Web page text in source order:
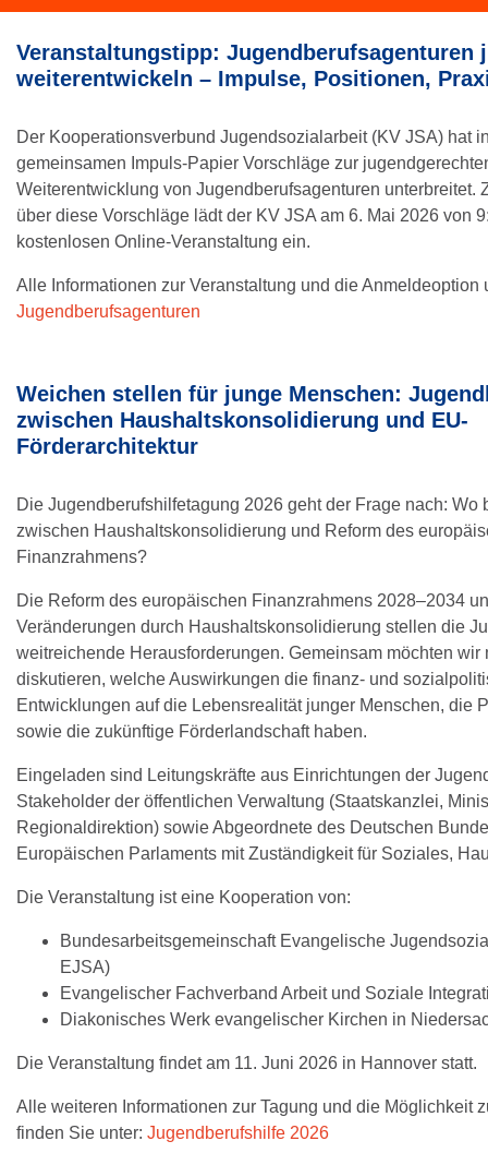
Veranstaltungstipp: Jugendberufsagenturen
weiterentwickeln – Impulse, Positionen,
Der Kooperationsverbund Jugendsozialarbeit (KV JSA) hat
gemeinsamen Impuls-Papier Vorschläge zur
Weiterentwicklung von Jugendberufsagenturen unterbreitet.
über diese Vorschläge lädt der KV JSA am 6. Mai 2026 von
kostenlosen Online-Veranstaltung ein.
Alle Informationen zur Veranstaltung und die Anmeldeoption
Jugendberufsagenturen
Weichen stellen für junge Menschen:
zwischen Haushaltskonsolidierung und EU-
Förderarchitektur
Die Jugendberufshilfetagung 2026 geht der Frage nach: Wo
zwischen Haushaltskonsolidierung und Reform des
Finanzrahmens?
Die Reform des europäischen Finanzrahmens 2028–2034
Veränderungen durch Haushaltskonsolidierung stellen die
weitreichende Herausforderungen. Gemeinsam möchten wir
diskutieren, welche Auswirkungen die finanz- und
Entwicklungen auf die Lebensrealität junger Menschen, die
sowie die zukünftige Förderlandschaft haben.
Eingeladen sind Leitungskräfte aus Einrichtungen der
Stakeholder der öffentlichen Verwaltung (Staatskanzlei,
Regionaldirektion) sowie Abgeordnete des Deutschen
Europäischen Parlaments mit Zuständigkeit für Soziales,
Die Veranstaltung ist eine Kooperation von:
Bundesarbeitsgemeinschaft Evangelische
EJSA)
Evangelischer Fachverband Arbeit und Soziale
Diakonisches Werk evangelischer Kirchen in
Die Veranstaltung findet am 11. Juni 2026 in Hannover statt.
Alle weiteren Informationen zur Tagung und die Möglichkeit
finden Sie unter: Jugendberufshilfe 2026